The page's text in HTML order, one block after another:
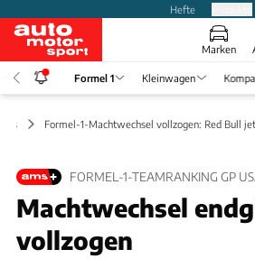
Hefte
Marken
Formel 1 Kleinwagen
Formel-1-Machtwechsel vollzogen: Red Bull
FORMEL-1-TEAMRANKING GP
Machtwechsel
vollzogen